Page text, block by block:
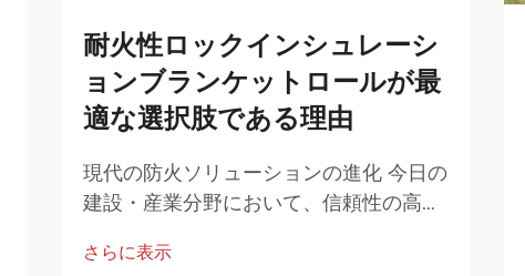
耐火性ロックインシュレーシ
ョンブランケットロールが最
適な選択肢である理由
現代の防火ソリューションの進化 今日の
建設・産業分野において、信頼性の高い
いほど高まっています。最も革新的で効
さらに表示